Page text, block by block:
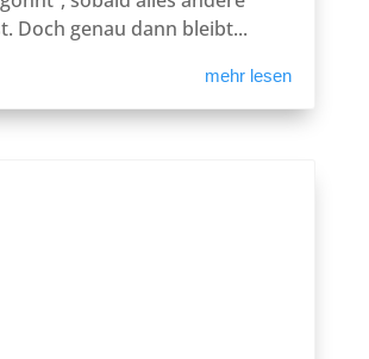
Doch genau dann bleibt...
mehr lesen